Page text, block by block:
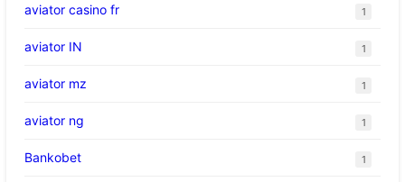
aviator casino fr 1
aviator IN 1
aviator mz 1
aviator ng 1
Bankobet 1